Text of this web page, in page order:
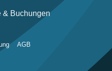
& Buchungen
AGB